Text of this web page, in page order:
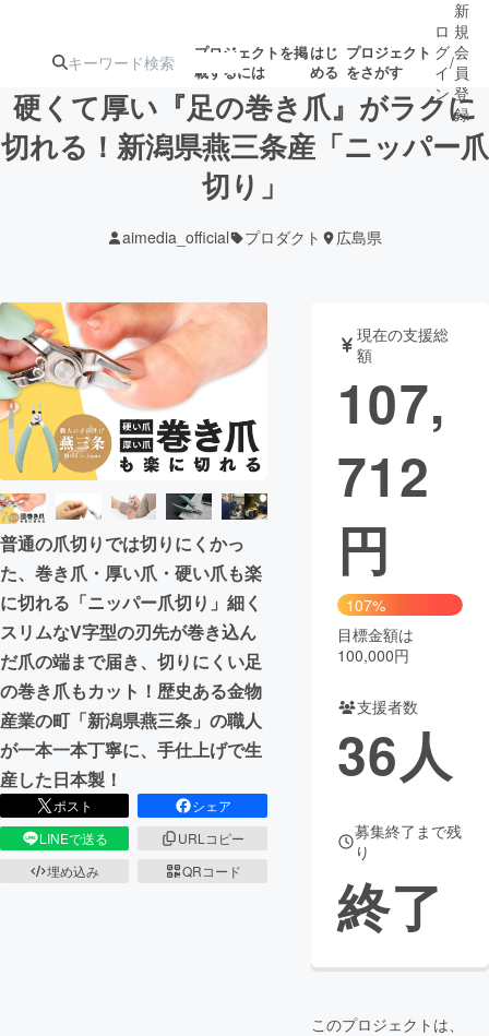
プロジェクトを掲
載するには
はじ
める
プロジェクト
をさがす
注目の新着プロ
募集終了が近いプ
テクノロジー・ガジェット
映像・映画 書籍・雑誌
ビジネス・起業 チャレンジ
まちづくり・地域活性化
CAMPFIRE for Social Good
CAMPFIRE Creation
CAMPFIREふるさと納税machi-ya コミュニティ
ロ
グ
イ
ン
/
新
規
会
員
登
録
硬くて厚い『足の巻き爪』がラクに
切れる！新潟県燕三条産「ニッパー爪
切り」
aimedia_official プロダクト 広島県
普通の爪切りでは切りにくかっ
た、巻き爪・厚い爪・硬い爪も楽
に切れる「ニッパー爪切り」細く
スリムなV字型の刃先が巻き込ん
だ爪の端まで届き、切りにくい足
の巻き爪もカット！歴史ある金物
産業の町「新潟県燕三条」の職人
が一本一本丁寧に、手仕上げで生
産した日本製！
ポスト
シェア
LINEで送る
URLコピー
埋め込み
QRコード
現在の支援総
額
107,
712
円
107%
目標金額は
100,000円
支援者数
36人
募集終了まで残
り
終了
このプロジェクトは、